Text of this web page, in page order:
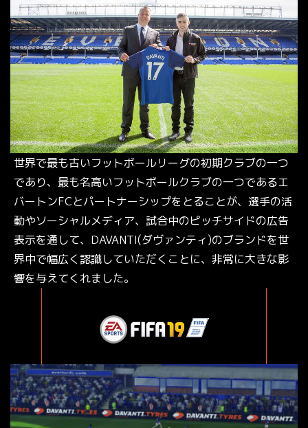
世界で最も古いフットボールリーグの初期クラブの一つ
であり、最も名高いフットボールクラブの一つであるエ
バートンFCとパートナーシップをとることが、選手の活
動やソーシャルメディア、試合中のピッチサイドの広告
表示を通して、DAVANTI(ダヴァンティ)のブランドを世
界中で幅広く認識していただくことに、非常に大きな影
響を与えてくれました。